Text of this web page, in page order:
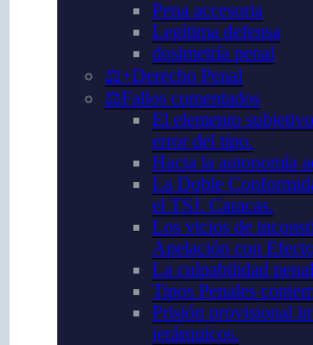
Pena accesoria
Legítima defensa
dosimetría penal
⚖️+Derecho Penal
⚖️Fallos comentados
El elemento
error del tipo.
Hacia la autonomía
La Doble
el TSJ. Caracas.
Los vicios de
Apelación con
La culpabilidad penal
Tipos Penales
Prisión provisional
jerárquicos.